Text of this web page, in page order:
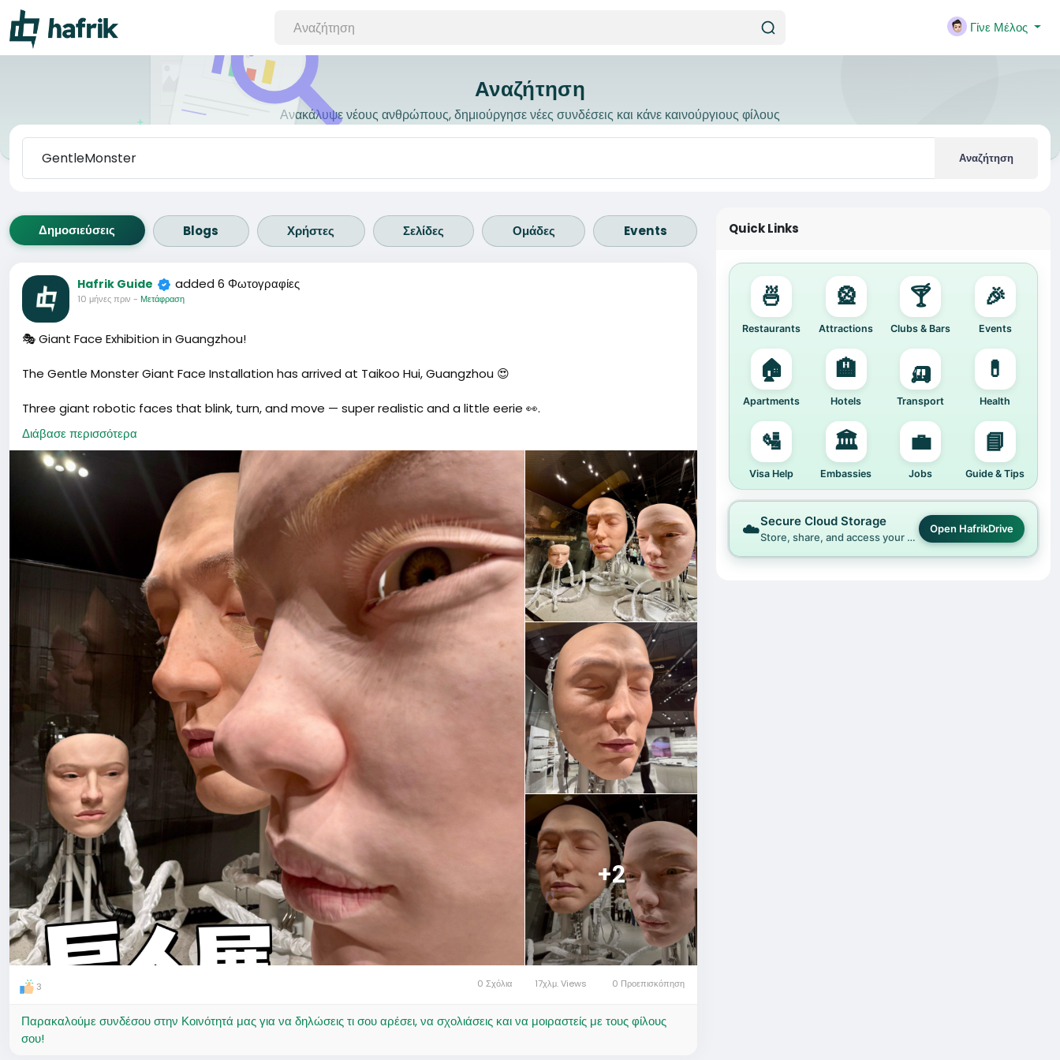
Γίνε Μέλος
Αναζήτηση
Ανακάλυψε νέους ανθρώπους, δημιούργησε νέες συνδέσεις και κάνε καινούργιους φίλους
Αναζήτηση
Δημοσιεύσεις Blogs Χρήστες Σελίδες Ομάδες Events
Hafrik Guide added 6 Φωτογραφίες
10 μήνες πριν - Μετάφραση
🎭 Giant Face Exhibition in Guangzhou!
The Gentle Monster Giant Face Installation has arrived at Taikoo Hui, Guangzhou 😍
Three giant robotic faces that blink, turn, and move — super realistic and a little eerie 👀.
Find it inside the Gentle Monster store (MU Floor) — one of Guangzhou’s most creative art attractions and a
must-see for photo lovers 📸
🕒 Opening Hours: 10:00 – 22:00
📍 Address: Taikoo Hui MU10, 383 Tianhe Road, Tianhe District, Guangzhou
📍 地址：广州市天河区天河路383号太古汇MU层MU10铺（地铁石牌桥站C出口）
#GentleMonster #TaikooHui #ArtExhibition#ThingsToDoInGuangzhou#CityLife#HafrikExplore
Attractions in Guangzhou | Gentle Monster Exhibition | Art Installations in China
Διάβασε περισσότερα
+2
3 0 Σχόλια 17χλμ. Views 0 Προεπισκόπηση
Παρακαλούμε συνδέσου στην Κοινότητά μας για να δηλώσεις τι σου αρέσει, να σχολιάσεις και να μοιραστείς με τους φίλους
σου!
Quick Links
🍜
Restaurants
🎡
Attractions
🍸
Clubs & Bars
🎉
Events
🏠
Apartments
🏨
Hotels
🛺
Transport
💊
Health
🛂
Visa Help
🏛️
Embassies
💼
Jobs
📘
Guide & Tips
☁️Secure Cloud Storage
Store, share, and access your files easily with HafrikDrive.
Open HafrikDrive